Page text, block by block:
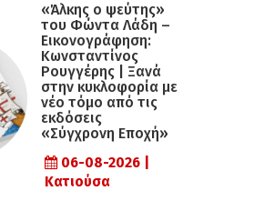
«Άλκης ο ψεύτης»
του Φώντα Λάδη –
Εικονογράφηση:
Κωνσταντίνος
Ρουγγέρης | Ξανά
στην κυκλοφορία με
νέο τόμο από τις
εκδόσεις
«Σύγχρονη Εποχή»
06-08-2026 |
Κατιούσα